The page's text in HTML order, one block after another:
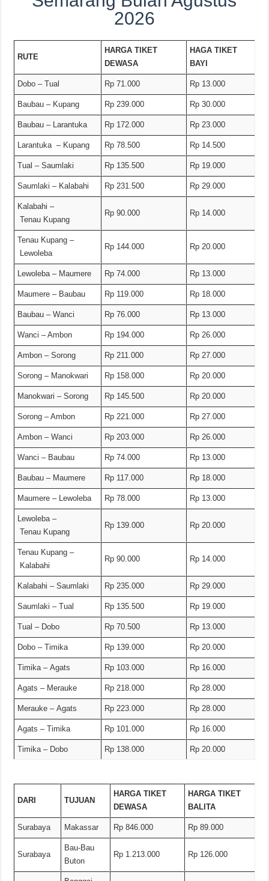
2026
RUTE
HARGA TIKET
DEWASA
HAGA TIKET
BAYI
Dobo – Tual Rp 71.000 Rp 13.000
Baubau – Kupang Rp 239.000 Rp 30.000
Baubau – Larantuka Rp 172.000 Rp 23.000
Larantuka – Kupang Rp 78.500 Rp 14.500
Tual – Saumlaki Rp 135.500 Rp 19.000
Saumlaki – Kalabahi Rp 231.500 Rp 29.000
Kalabahi –
Tenau Kupang
Rp 90.000 Rp 14.000
Tenau Kupang –
Lewoleba
Rp 144.000 Rp 20.000
Lewoleba – Maumere Rp 74.000 Rp 13.000
Maumere – Baubau Rp 119.000 Rp 18.000
Baubau – Wanci Rp 76.000 Rp 13.000
Wanci – Ambon Rp 194.000 Rp 26.000
Ambon – Sorong Rp 211.000 Rp 27.000
Sorong – Manokwari Rp 158.000 Rp 20.000
Manokwari – Sorong Rp 145.500 Rp 20.000
Sorong – Ambon Rp 221.000 Rp 27.000
Ambon – Wanci Rp 203.000 Rp 26.000
Wanci – Baubau Rp 74.000 Rp 13.000
Baubau – Maumere Rp 117.000 Rp 18.000
Maumere – Lewoleba Rp 78.000 Rp 13.000
Lewoleba –
Tenau Kupang
Rp 139.000 Rp 20.000
Tenau Kupang –
Kalabahi
Rp 90.000 Rp 14.000
Kalabahi – Saumlaki Rp 235.000 Rp 29.000
Saumlaki – Tual Rp 135.500 Rp 19.000
Tual – Dobo Rp 70.500 Rp 13.000
Dobo – Timika Rp 139.000 Rp 20.000
Timika – Agats Rp 103.000 Rp 16.000
Agats – Merauke Rp 218.000 Rp 28.000
Merauke – Agats Rp 223.000 Rp 28.000
Agats – Timika Rp 101.000 Rp 16.000
Timika – Dobo Rp 138.000 Rp 20.000
DARI TUJUAN
HARGA TIKET
DEWASA
HARGA TIKET
BALITA
Surabaya Makassar Rp 846.000 Rp 89.000
Surabaya
Bau-Bau
Buton
Rp 1.213.000 Rp 126.000